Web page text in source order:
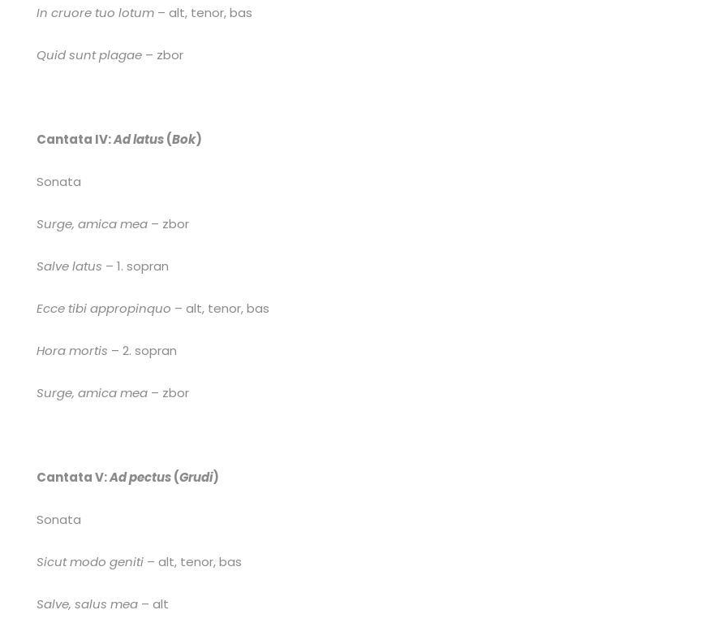
In cruore tuo lotum– alt, tenor, bas
Quid sunt plagae– zbor
Cantata IV:Ad latus(Bok)
Sonata
Surge, amica mea– zbor
Salve latus – 1. sopran
Ecce tibi appropinquo – alt, tenor, bas
Hora mortis – 2. sopran
Surge, amica mea– zbor
Cantata V:Ad pectus(Grudi)
Sonata
Sicut modo geniti– alt, tenor, bas
Salve, salus mea– alt